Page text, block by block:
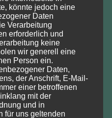
Wolfgang Köck)
Sekretariat)
auch per Kontaktformular
könnte jedoch eine
Daten
Verarbeitung
erforderlich und
keine
wir generell eine
Person ein.
Daten,
der Anschrift, E-Mail-
einer betroffenen
mit der
und in
für uns geltenden